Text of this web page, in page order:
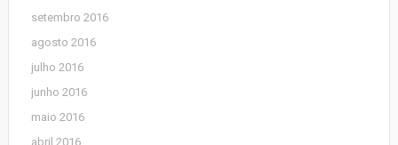
setembro 2016
agosto 2016
julho 2016
junho 2016
maio 2016
abril 2016